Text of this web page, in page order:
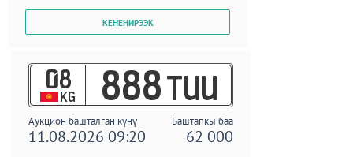
08
KG 888 TUU
Аукцион башталган күнү Баштапкы баа
11.08.2026 09:20 62 000